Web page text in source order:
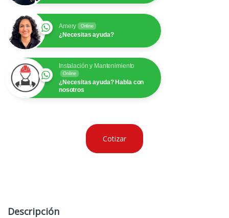
Amery Online
¿Necesitas ayuda?
Instalación y Mantenimiento
Online
¿Necesitas ayuda? Habla con
nosotros
Cotizar
Descripción